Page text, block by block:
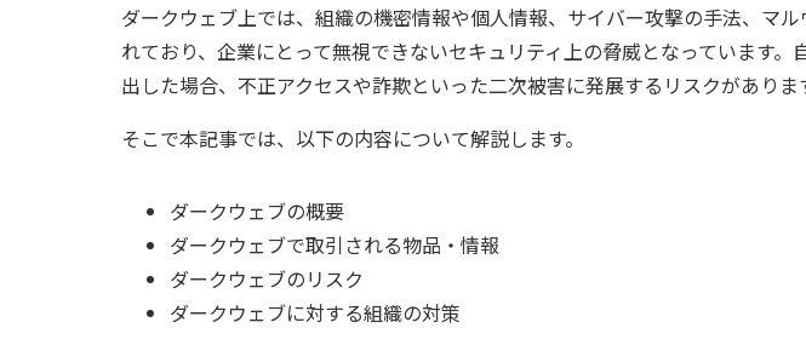
ダークウェブ上では、組織の機密情報や個人情報、サイバー攻撃の手法、マ
れており、企業にとって無視できないセキュリティ上の脅威となっています。
出した場合、不正アクセスや詐欺といった二次被害に発展するリスクがありま
そこで本記事では、以下の内容について解説します。
ダークウェブの概要
ダークウェブで取引される物品・情報
ダークウェブのリスク
ダークウェブに対する組織の対策